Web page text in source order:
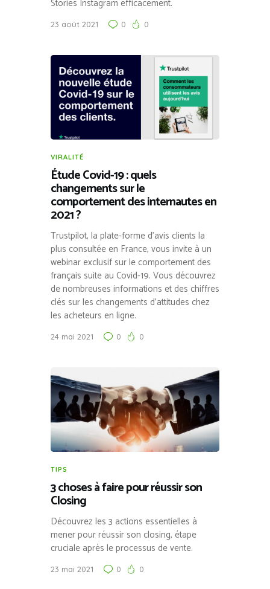
Stories Instagram efficacement.
23 août 2021 0 0
VIRALITÉ
Étude Covid-19 : quels
changements sur le
comportement des internautes en
2021 ?
Trustpilot, la plate-forme d’avis clients la
plus consultée en France, vous invite à un
webinar exclusif sur le comportement des
français suite au Covid-19. Vous découvrez
de nombreuses informations et des chiffres
clés sur les changements d’attitudes chez
les acheteurs en ligne.
24 mai 2021 0 0
TIPS
3 choses à faire pour réussir son
Closing
Découvrez les 3 actions essentielles à
mener pour réussir son closing, étape
cruciale après le processus de vente.
23 mai 2021 0 0